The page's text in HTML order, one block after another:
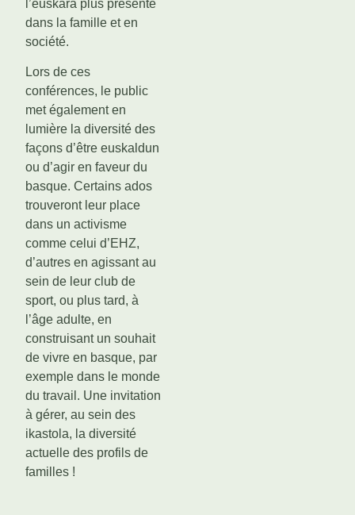
l’euskara plus présente
dans la famille et en
société.
Lors de ces
conférences, le public
met également en
lumière la diversité des
façons d’être euskaldun
ou d’agir en faveur du
basque. Certains ados
trouveront leur place
dans un activisme
comme celui d’EHZ,
d’autres en agissant au
sein de leur club de
sport, ou plus tard, à
l’âge adulte, en
construisant un souhait
de vivre en basque, par
exemple dans le monde
du travail. Une invitation
à gérer, au sein des
ikastola, la diversité
actuelle des profils de
familles !